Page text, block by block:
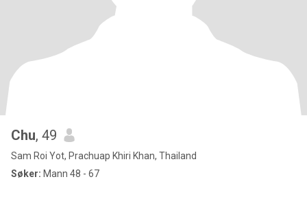
Chu, 49
Sam Roi Yot, Prachuap Khiri Khan, Thailand
Søker: Mann 48 - 67